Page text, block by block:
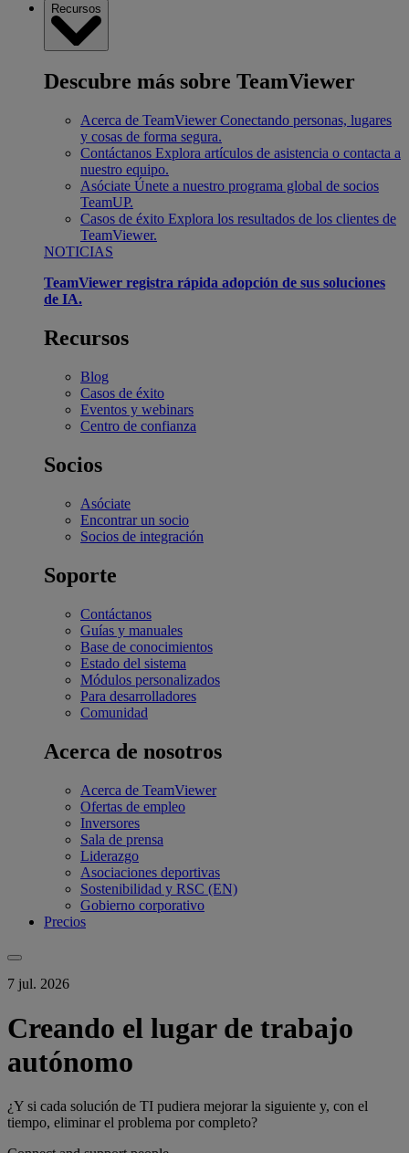
Recursos
Descubre más sobre TeamViewer
Acerca de TeamViewer Conectando personas, lugares
y cosas de forma segura.
Contáctanos Explora artículos de asistencia o contacta a
nuestro equipo.
Asóciate Únete a nuestro programa global de socios
TeamUP.
Casos de éxito Explora los resultados de los clientes de
TeamViewer.
NOTICIAS
TeamViewer registra rápida adopción de sus soluciones
de IA.
Recursos
Blog
Casos de éxito
Eventos y webinars
Centro de confianza
Socios
Asóciate
Encontrar un socio
Socios de integración
Soporte
Contáctanos
Guías y manuales
Base de conocimientos
Estado del sistema
Módulos personalizados
Para desarrolladores
Comunidad
Acerca de nosotros
Acerca de TeamViewer
Ofertas de empleo
Inversores
Sala de prensa
Liderazgo
Asociaciones deportivas
Sostenibilidad y RSC (EN)
Gobierno corporativo
Precios
7 jul. 2026
Creando el lugar de trabajo
autónomo
¿Y si cada solución de TI pudiera mejorar la siguiente y, con el
tiempo, eliminar el problema por completo?